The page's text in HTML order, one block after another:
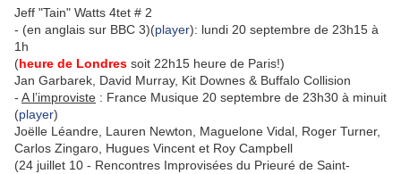
Jeff "Tain" Watts 4tet # 2
- (en anglais sur BBC 3)(player): lundi 20 septembre de 23h15 à
1h
(heure de Londres soit 22h15 heure de Paris!)
Jan Garbarek, David Murray, Kit Downes & Buffalo Collision
- A l’improviste : France Musique 20 septembre de 23h30 à minuit
(player)
Joëlle Léandre, Lauren Newton, Maguelone Vidal, Roger Turner,
Carlos Zingaro, Hugues Vincent et Roy Campbell
(24 juillet 10 - Rencontres Improvisées du Prieuré de Saint-